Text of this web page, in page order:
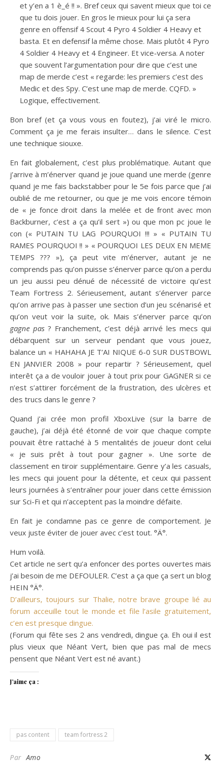
et y’en a 1 è_é !! ». Bref ceux qui savent mieux que toi ce
que tu dois jouer. En gros le mieux pour lui ça sera
genre en offensif 4 Scout 4 Pyro 4 Soldier 4 Heavy et
basta. Et en defensif la même chose. Mais plutôt 4 Pyro
4 Soldier 4 Heavy et 4 Engineer. Et vice-versa. A noter
que souvent l’argumentation pour dire que c’est une
map de merde c’est « regarde: les premiers c’est des
Medic et des Spy. C’est une map de merde. CQFD. »
Logique, effectivement.
Bon bref (et ça vous vous en foutez), j’ai viré le micro.
Comment ça je me ferais insulter… dans le silence. C’est
une technique siouxe.
En fait globalement, c’est plus problématique. Autant que
j’arrive à m’énerver quand je joue quand une merde (genre
quand je me fais backstabber pour le 5e fois parce que j’ai
oublié de me retourner, ou que je me vois encore témoin
de « je fonce droit dans la melée et de front avec mon
Backburner, c’est a ça qu’il sert ») ou que mon pc joue le
con (« PUTAIN TU LAG POURQUOI !!! » « PUTAIN TU
RAMES POURQUOI !! » « POURQUOI LES DEUX EN MEME
TEMPS ??? »), ça peut vite m’énerver, autant je ne
comprends pas qu’on puisse s’énerver parce qu’on a perdu
un jeu aussi peu dénué de nécessité de victoire qu’est
Team Fortress 2. Sérieusement, autant s’énerver parce
qu’on arrive pas à passer une section d’un jeu scénarisé et
qu’on veut voir la suite, ok. Mais s’énerver parce qu’on
gagne pas ? Franchement, c’est déjà arrivé les mecs qui
débarquent sur un serveur pendant que vous jouez,
balance un « HAHAHA JE T’AI NIQUE 6-0 SUR DUSTBOWL
EN JANVIER 2008 » pour repartir ? Sérieusement, quel
interêt ça a de vouloir jouer à tout prix pour GAGNER si ce
n’est s’attirer forcément de la frustration, des ulcères et
des trucs dans le genre ?
Quand j’ai crée mon profil XboxLive (sur la barre de
gauche), j’ai déjà été étonné de voir que chaque compte
pouvait être rattaché à 5 mentalités de joueur dont celui
« je suis prêt à tout pour gagner ». Une sorte de
classement en tiroir supplémentaire. Genre y’a les casuals,
les mecs qui jouent pour la détente, et ceux qui passent
leurs journées à s’entraîner pour jouer dans cette émission
sur Sci-Fi et qui n’acceptent pas la moindre défaite.
En fait je condamne pas ce genre de comportement. Je
veux juste éviter de jouer avec c’est tout. °Ä°.
Hum voilà.
Cet article ne sert qu’a enfoncer des portes ouvertes mais
j’ai besoin de me DEFOULER. C’est a ça que ça sert un blog
HEIN °Ä°.
D’ailleurs, toujours sur Thalie, notre brave groupe lié au
forum acceuille tout le monde et file l’asile gratuitement,
c’en est presque dingue.
(Forum qui fête ses 2 ans vendredi, dingue ça. Eh oui il est
plus vieux que Néant Vert, bien que pas mal de mecs
pensent que Néant Vert est né avant.)
J’aime ça :
pas content team fortress 2
ParAmo